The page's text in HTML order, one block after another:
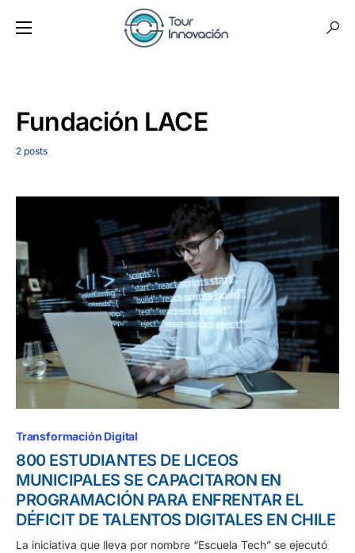
Fundación LACE
2 posts
Transformación Digital
800 ESTUDIANTES DE LICEOS
MUNICIPALES SE CAPACITARON EN
PROGRAMACIÓN PARA ENFRENTAR EL
DÉFICIT DE TALENTOS DIGITALES EN CHILE
La iniciativa que lleva por nombre “Escuela Tech” se ejecutó